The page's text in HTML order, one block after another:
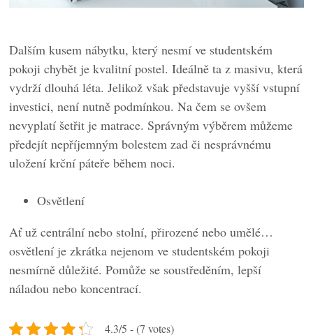
Dalším kusem nábytku, který nesmí ve studentském
pokoji chybět je kvalitní postel. Ideálně ta z masivu, která
vydrží dlouhá léta. Jelikož však představuje vyšší vstupní
investici, není nutně podmínkou. Na čem se ovšem
nevyplatí šetřit je matrace. Správným výběrem můžeme
předejít nepříjemným bolestem zad či nesprávnému
uložení krční páteře během noci.
Osvětlení
Ať už centrální nebo stolní, přirozené nebo umělé…
osvětlení je zkrátka nejenom ve studentském pokoji
nesmírně důležité. Pomůže se soustředěním, lepší
náladou nebo koncentrací.
4.3/5 - (7 votes)